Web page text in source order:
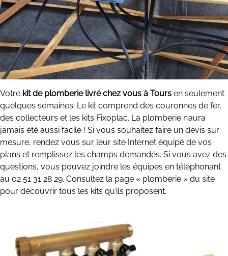
Votre kit de plomberie livré chez vous à Tours en seulement
quelques semaines. Le kit comprend des couronnes de fer,
des collecteurs et les kits Fixoplac. La plomberie n’aura
jamais été aussi facile ! Si vous souhaitez faire un devis sur
mesure, rendez vous sur leur site Internet équipé de vos
plans et remplissez les champs demandés. Si vous avez des
questions, vous pouvez joindre les équipes en téléphonant
au 02 51 31 28 29. Consultez la page « plomberie » du site
pour découvrir tous les kits qu’ils proposent.